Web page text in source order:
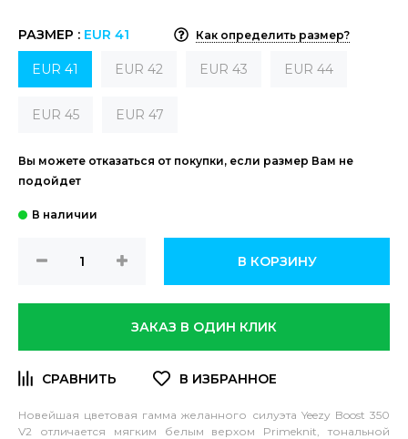
РАЗМЕР : EUR 41 Как определить размер?
EUR 41 EUR 42 EUR 43 EUR 44
EUR 45 EUR 47
Вы можете отказаться от покупки, если размер Вам не
подойдет
В КОРЗИНУ
ЗАКАЗ В ОДИН КЛИК
Новейшая цветовая гамма желанного силуэта Yeezy Boost 350
V2 отличается мягким белым верхом Primeknit, тональной